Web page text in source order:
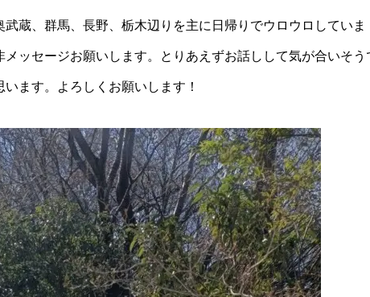
蔵、群馬、長野、栃木辺りを主に日帰りでウロウロしていま
ッセージお願いします。とりあえずお話しして気が合いそう
ます。よろしくお願いします！